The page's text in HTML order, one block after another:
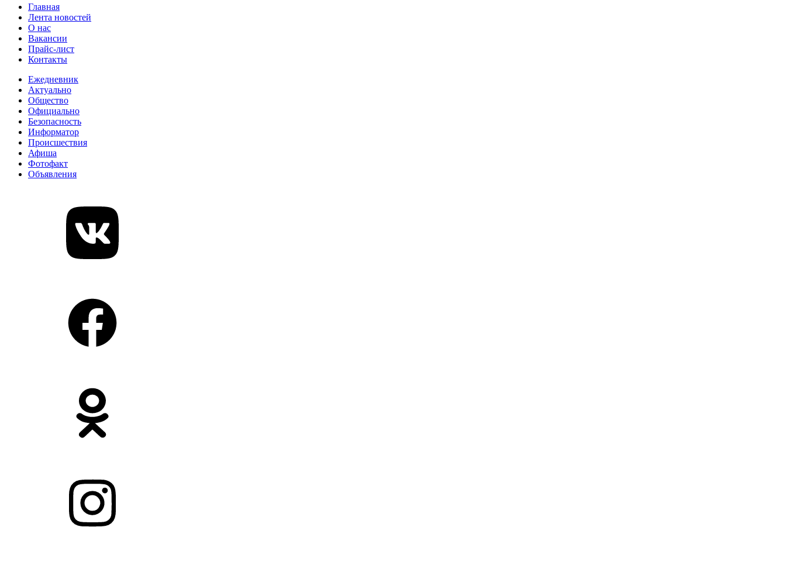
Главная
Лента новостей
О нас
Вакансии
Прайс-лист
Контакты
Ежедневник
Актуально
Общество
Официально
Безопасность
Информатор
Происшествия
Афиша
Фотофакт
Объявления